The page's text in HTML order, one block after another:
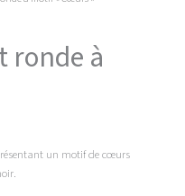
ronde à
un motif de cœurs